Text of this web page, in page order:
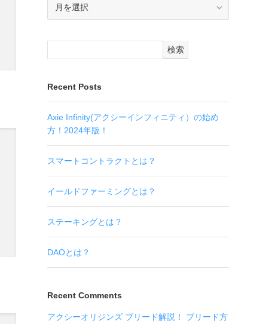
イ
検索
Recent Posts
Axie Infinity(アクシーインフィニティ）の始め
方！2024年版！
スマートコントラクトとは？
イールドファーミングとは？
ステーキングとは？
DAOとは？
Recent Comments
アクシーオリジンズ ブリード解説！ ブリード方